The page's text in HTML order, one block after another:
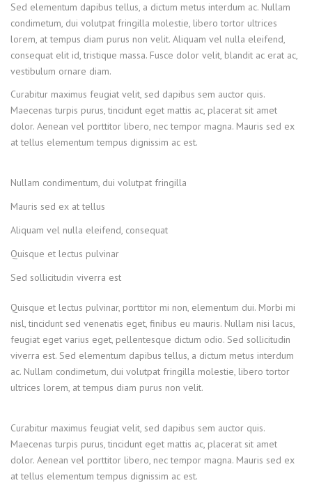
Sed elementum dapibus tellus, a dictum metus interdum ac. Nullam
condimetum, dui volutpat fringilla molestie, libero tortor ultrices
lorem, at tempus diam purus non velit. Aliquam vel nulla eleifend,
consequat elit id, tristique massa. Fusce dolor velit, blandit ac erat ac,
vestibulum ornare diam.
Curabitur maximus feugiat velit, sed dapibus sem auctor quis.
Maecenas turpis purus, tincidunt eget mattis ac, placerat sit amet
dolor. Aenean vel porttitor libero, nec tempor magna. Mauris sed ex
at tellus elementum tempus dignissim ac est.
Nullam condimentum, dui volutpat fringilla
Mauris sed ex at tellus
Aliquam vel nulla eleifend, consequat
Quisque et lectus pulvinar
Sed sollicitudin viverra est
Quisque et lectus pulvinar, porttitor mi non, elementum dui. Morbi mi
nisl, tincidunt sed venenatis eget, finibus eu mauris. Nullam nisi lacus,
feugiat eget varius eget, pellentesque dictum odio. Sed sollicitudin
viverra est. Sed elementum dapibus tellus, a dictum metus interdum
ac. Nullam condimetum, dui volutpat fringilla molestie, libero tortor
ultrices lorem, at tempus diam purus non velit.
Curabitur maximus feugiat velit, sed dapibus sem auctor quis.
Maecenas turpis purus, tincidunt eget mattis ac, placerat sit amet
dolor. Aenean vel porttitor libero, nec tempor magna. Mauris sed ex
at tellus elementum tempus dignissim ac est.